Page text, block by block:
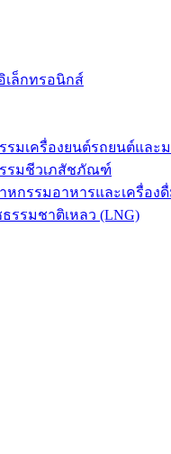
ล็กทรอนิกส์
เครื่องยนต์รถยนต์และม
รมชีวเภสัชภัณฑ์
กรรมอาหารและเครื่องดื่
รรมชาติเหลว (LNG)